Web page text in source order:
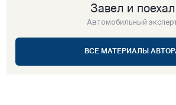
Завел и поехал
Автомобильный
ВСЕ МАТЕРИАЛЫ